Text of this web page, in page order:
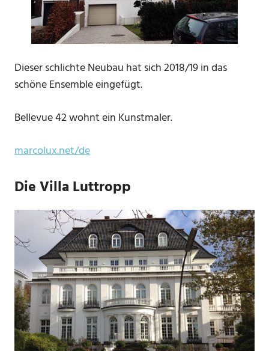
Dieser schlichte Neubau hat sich 2018/19 in das
schöne Ensemble eingefügt.
Bellevue 42 wohnt ein Kunstmaler.
marcolux.net/de
Die Villa Luttropp